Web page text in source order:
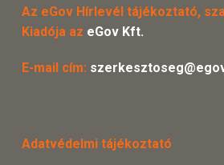
Az eGov Hírlevél tájékoztató,
Kiadója az eGov Kft.
E-mail cím:
Adatvédelmi tájékoztató